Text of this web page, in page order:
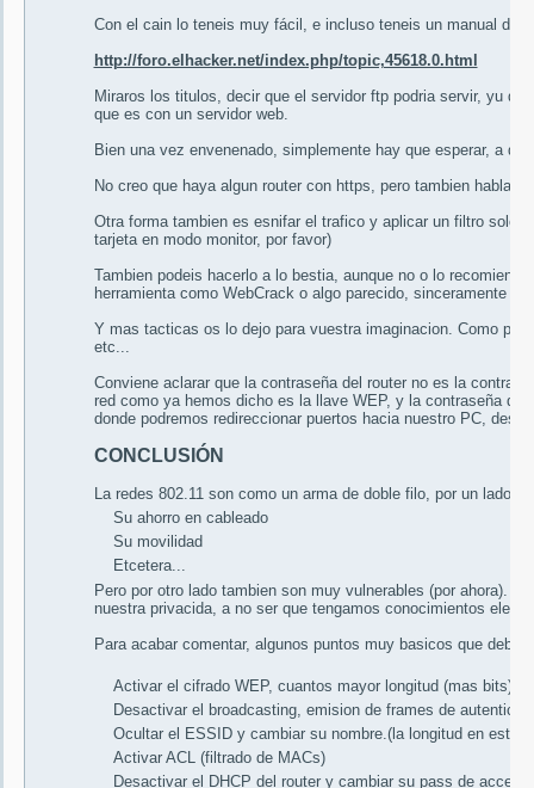
Con el cain lo teneis muy fácil, e incluso teneis un manual de
http://foro.elhacker.net/index.php/topic,45618.0.html
Miraros los titulos, decir que el servidor ftp podria servir, yu
que es con un servidor web.
Bien una vez envenenado, simplemente hay que esperar, a
No creo que haya algun router con https, pero tambien habla
Otra forma tambien es esnifar el trafico y aplicar un filtro solo
tarjeta en modo monitor, por favor)
Tambien podeis hacerlo a lo bestia, aunque no o lo
herramienta como WebCrack o algo parecido, sinceramente
Y mas tacticas os lo dejo para vuestra imaginacion. Como por
etc...
Conviene aclarar que la contraseña del router no es la
red como ya hemos dicho es la llave WEP, y la contraseña
donde podremos redireccionar puertos hacia nuestro PC,
CONCLUSIÓN
La redes 802.11 son como un arma de doble filo, por un lado
Su ahorro en cableado
Su movilidad
Etcetera...
Pero por otro lado tambien son muy vulnerables (por ahora).
nuestra privacida, a no ser que tengamos conocimientos
Para acabar comentar, algunos puntos muy basicos que
Activar el cifrado WEP, cuantos mayor longitud (mas bits)
Desactivar el broadcasting, emision de frames de
Ocultar el ESSID y cambiar su nombre.(la longitud en este
Activar ACL (filtrado de MACs)
Desactivar el DHCP del router y cambiar su pass de